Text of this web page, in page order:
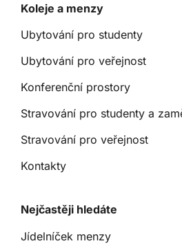
Koleje a menzy
Ubytování pro studenty
Ubytování pro veřejnost
Konferenční prostory
Stravování pro studenty a
Stravování pro veřejnost
Kontakty
Nejčastěji hledáte
Jídelníček menzy